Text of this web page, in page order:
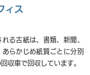
ィス
る古紙は、書類、新聞、
らかじめ紙質ごとに分別
収車で回収しています。